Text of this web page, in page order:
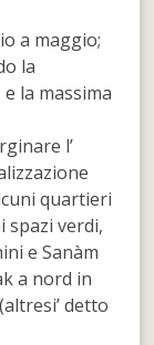
a maggio;
la
la massima
l’
quartieri
spazi verdi,
e Sanàm
a nord in
detto